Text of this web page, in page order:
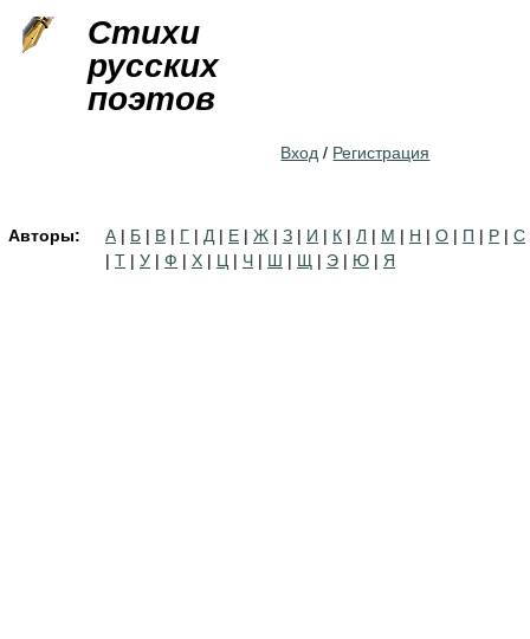
Стихи
русских
поэтов
Вход / Регистрация
Авторы: А | Б | В | Г | Д | Е | Ж | З | И | К | Л | М | Н | О | П | Р | С
| Т | У | Ф | Х | Ц | Ч | Ш | Щ | Э | Ю | Я